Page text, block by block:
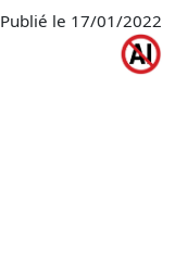
Publié le 17/01/2022